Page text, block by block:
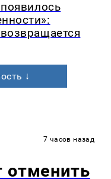
↓
7 часов назад
отменить